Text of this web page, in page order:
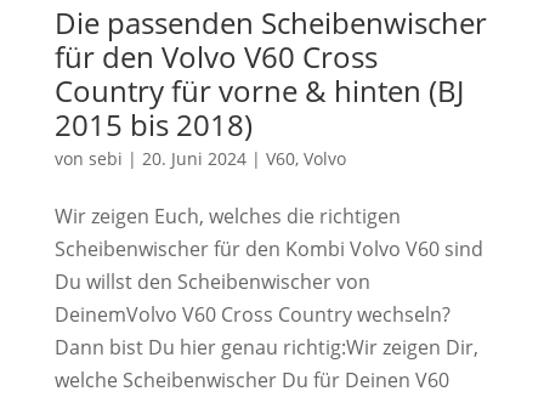
Die passenden Scheibenwischer
für den Volvo V60 Cross
Country für vorne & hinten (BJ
2015 bis 2018)
von sebi | 20. Juni 2024| V60, Volvo
Wir zeigen Euch, welches die richtigen
Scheibenwischer für den Kombi Volvo V60 sind
Du willst den Scheibenwischer von
DeinemVolvo V60 Cross Country wechseln?
Dann bist Du hier genau richtig:Wir zeigen Dir,
welche Scheibenwischer Du für Deinen V60